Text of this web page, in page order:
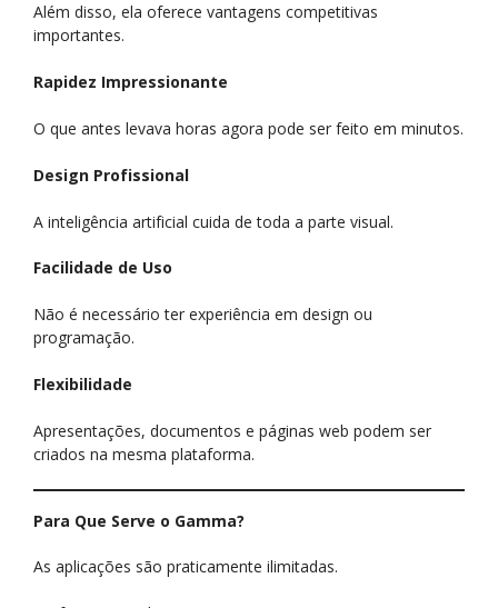
Além disso, ela oferece vantagens competitivas
importantes.
Rapidez Impressionante
O que antes levava horas agora pode ser feito em minutos.
Design Profissional
A inteligência artificial cuida de toda a parte visual.
Facilidade de Uso
Não é necessário ter experiência em design ou
programação.
Flexibilidade
Apresentações, documentos e páginas web podem ser
criados na mesma plataforma.
Para Que Serve o Gamma?
As aplicações são praticamente ilimitadas.